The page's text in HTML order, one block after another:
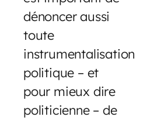
dénoncer aussi
toute
instrumentalisation
politique – et
pour mieux dire
politicienne – de